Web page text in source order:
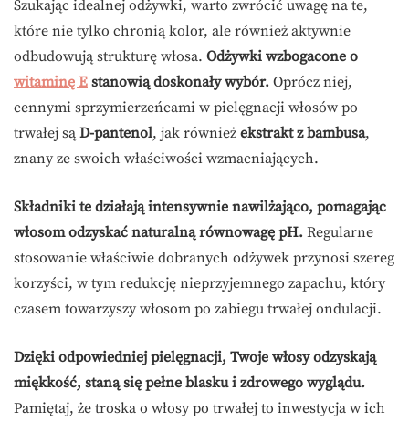
Szukając idealnej odżywki, warto zwrócić uwagę na te,
które nie tylko chronią kolor, ale również aktywnie
odbudowują strukturę włosa. Odżywki wzbogacone o
witaminę E stanowią doskonały wybór. Oprócz niej,
cennymi sprzymierzeńcami w pielęgnacji włosów po
trwałej są D-pantenol, jak również ekstrakt z bambusa,
znany ze swoich właściwości wzmacniających.
Składniki te działają intensywnie nawilżająco, pomagając
włosom odzyskać naturalną równowagę pH. Regularne
stosowanie właściwie dobranych odżywek przynosi szereg
korzyści, w tym redukcję nieprzyjemnego zapachu, który
czasem towarzyszy włosom po zabiegu trwałej ondulacji.
Dzięki odpowiedniej pielęgnacji, Twoje włosy odzyskają
miękkość, staną się pełne blasku i zdrowego wyglądu.
Pamiętaj, że troska o włosy po trwałej to inwestycja w ich